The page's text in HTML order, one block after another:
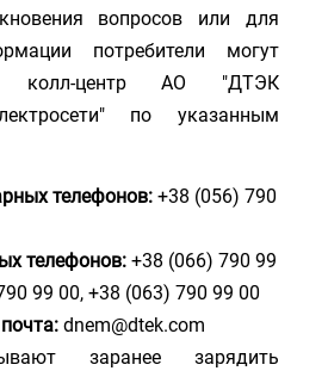
вопросов или для
потребители могут
колл-центр АО "ДТЭК
по указанным
телефонов: +38 (056) 790
телефонов:+38 (066) 790 99
99 00, +38 (063) 790 99 00
dnem@dtek.com
заранее зарядить